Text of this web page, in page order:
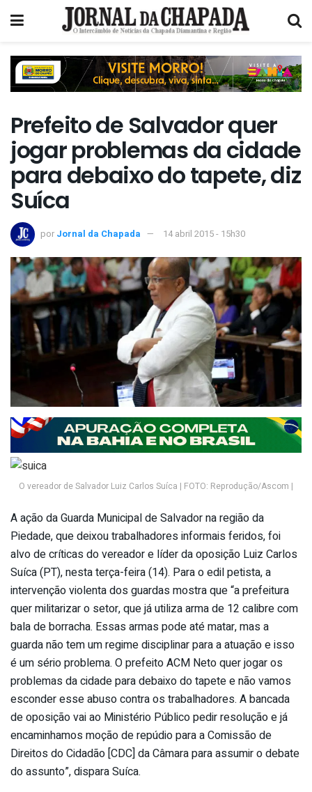
Prefeito de Salvador quer
jogar problemas da cidade
para debaixo do tapete, diz
Suíca
por Jornal da Chapada 14 abril 2015 - 15h30
O vereador de Salvador Luiz Carlos Suíca | FOTO: Reprodução/Ascom |
A ação da Guarda Municipal de Salvador na região da
Piedade, que deixou trabalhadores informais feridos, foi
alvo de críticas do vereador e líder da oposição Luiz Carlos
Suíca (PT), nesta terça-feira (14). Para o edil petista, a
intervenção violenta dos guardas mostra que “a prefeitura
quer militarizar o setor, que já utiliza arma de 12 calibre com
bala de borracha. Essas armas pode até matar, mas a
guarda não tem um regime disciplinar para a atuação e isso
é um sério problema. O prefeito ACM Neto quer jogar os
problemas da cidade para debaixo do tapete e não vamos
esconder esse abuso contra os trabalhadores. A bancada
de oposição vai ao Ministério Público pedir resolução e já
encaminhamos moção de repúdio para a Comissão de
Direitos do Cidadão [CDC] da Câmara para assumir o debate
do assunto”, dispara Suíca.